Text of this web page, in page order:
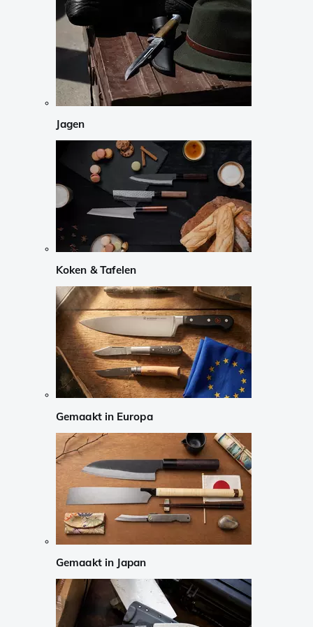
Jagen
Koken & Tafelen
Gemaakt in Europa
Gemaakt in Japan